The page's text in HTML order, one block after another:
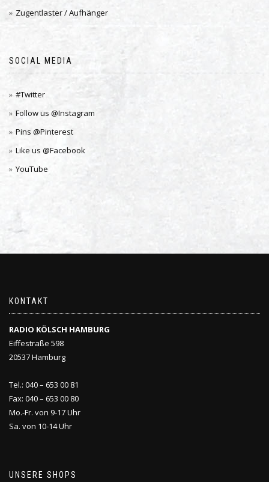
Zugentlaster / Aufhänger
SOCIAL MEDIA
#Twitter
Follow us @Instagram
Pins @Pinterest
Like us @Facebook
YouTube
KONTAKT
RADIO KÖLSCH HAMBURG
Eiffestraße 598
20537 Hamburg
Tel.: 040 – 653 00 81
Fax: 040 – 653 00 80
Mo.-Fr. von 9-17 Uhr
Sa. von 10-14 Uhr
UNSERE SHOPS